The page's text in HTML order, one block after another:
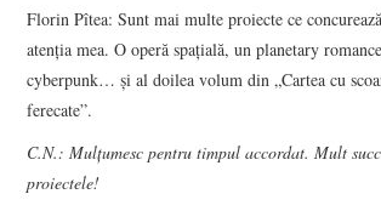
Florin Pîtea: Sunt mai multe proiecte ce
atenția mea. O operă spațială, un planetary
cyberpunk… și al doilea volum din „Cartea cu
ferecate”.
C.N.: Mulțumesc pentru timpul accordat. Mult
proiectele!